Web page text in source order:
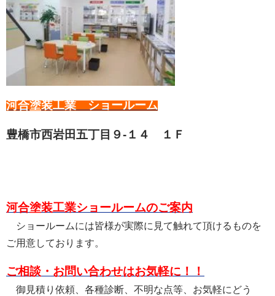
河合塗装工業 ショールーム
豊橋市西岩田五丁目９-１４ １Ｆ
河合塗装工業ショールームのご案内
ショールームには皆様が実際に見て触れて頂けるものを
ご用意しております。
ご相談・お問い合わせはお気軽に！！
御見積り依頼、各種診断、不明な点等、お気軽にどう